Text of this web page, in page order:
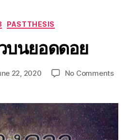
PASTTHESIS
บนยอดดอย
22, 2020 No Comments